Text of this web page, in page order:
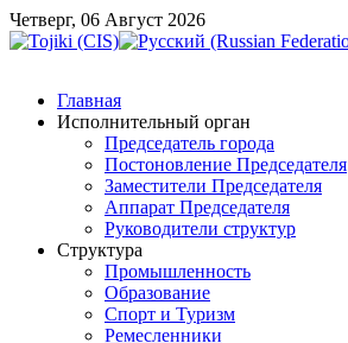
Четверг, 06 Август 2026
Главная
Исполнительный орган
Председатель города
Постоновление Председателя
Заместители Председателя
Аппарат Председателя
Руководители структур
Структура
Промышленность
Образование
Спорт и Туризм
Ремесленники